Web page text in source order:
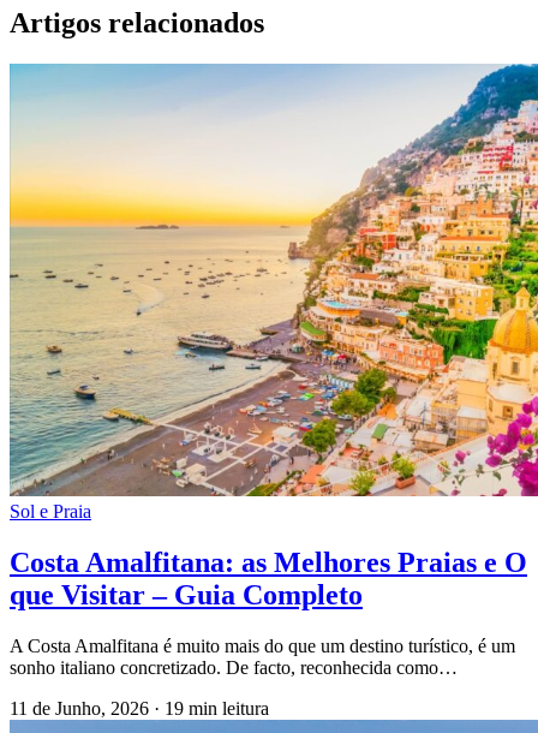
Artigos relacionados
Sol e Praia
Costa Amalfitana: as Melhores Praias e O
que Visitar – Guia Completo
A Costa Amalfitana é muito mais do que um destino turístico, é um
sonho italiano concretizado. De facto, reconhecida como…
11 de Junho, 2026 · 19 min leitura